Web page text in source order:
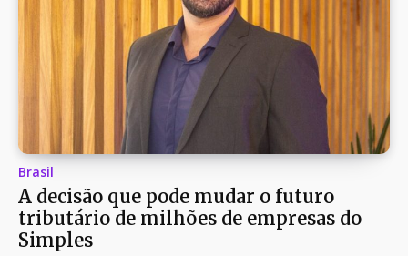
Brasil
A decisão que pode mudar o futuro
tributário de milhões de empresas do
Simples